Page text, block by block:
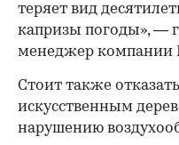
теряет вид
капризы погоды», —
менеджер компании
Стоит также
искусственным
нарушению